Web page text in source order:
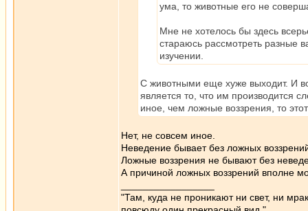
ума, то животные его не
Мне не хотелось бы здесь
стараюсь рассмотреть разные
изучении.
С животными еще хуже выходит. И
является то, что им производится
иное, чем ложные воззрения, то
Нет, не совсем иное.
Неведение бывает без ложных
Ложные воззрения не бывают без
А причиной ложных воззрений вполне
"Там, куда не проникают ни свет, ни